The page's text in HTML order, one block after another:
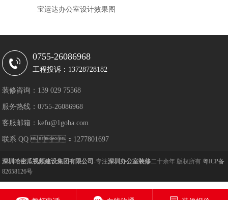
宝运达办公室设计效果图
0755-26086968
工程投诉：13728728182
装修咨询：139 029 75568
服务热线：0755-26086968
客服邮箱：kefu@1goba.com
联系 QQ ：1277801697
深圳哈密瓜视频建设集团有限公司-专注深圳办公室装修二十余年 版权所有粤ICP备
82658126号